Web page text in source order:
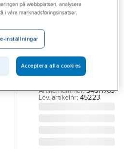
WIHA
Krimpverktyg
Wiha
KRIMPVERKTYG WIHA
0,08-16 MM² MED
VRIDBART
Artikelnummer: 34811769
Lev. artikelnr: 45223
på webbplatsen, analysera
i våra marknadsföringsinsatser.
inställningar
Acceptera alla cookies